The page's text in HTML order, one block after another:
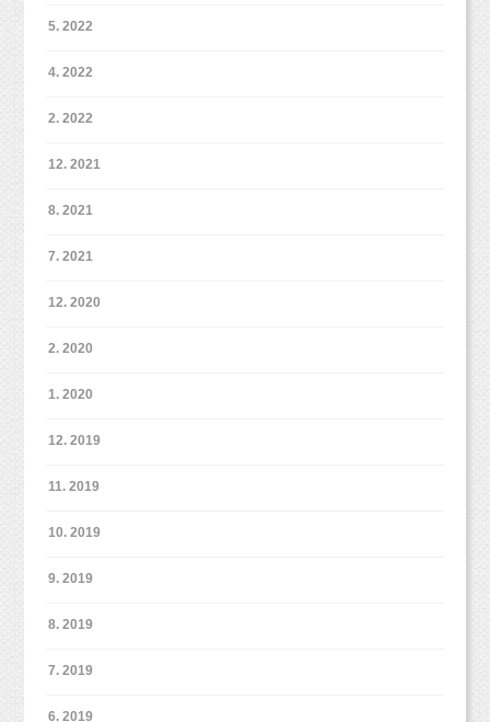
5. 2022
4. 2022
2. 2022
12. 2021
8. 2021
7. 2021
12. 2020
2. 2020
1. 2020
12. 2019
11. 2019
10. 2019
9. 2019
8. 2019
7. 2019
6. 2019